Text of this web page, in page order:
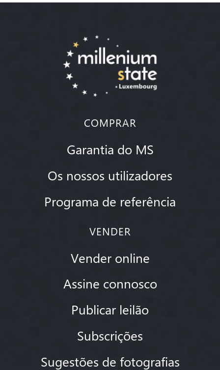
COMPRAR
Garantia do MS
Os nossos utilizadores
Programa de referência
VENDER
Vender online
Assine connosco
Publicar leilão
Subscrições
Sugestões de fotografias